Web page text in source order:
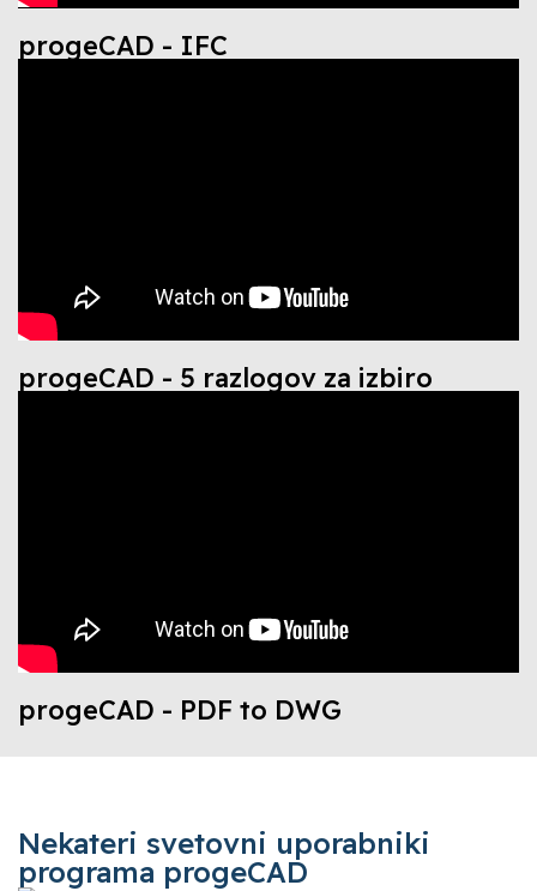
progeCAD - IFC
progeCAD - 5 razlogov za izbiro
progeCAD - PDF to DWG
Nekateri svetovni uporabniki
programa progeCAD